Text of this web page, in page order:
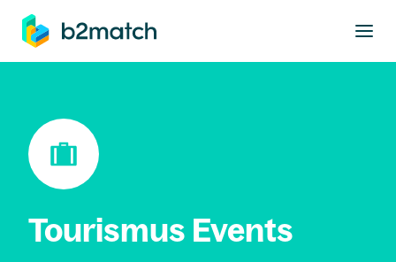
springen
Tourismus Events